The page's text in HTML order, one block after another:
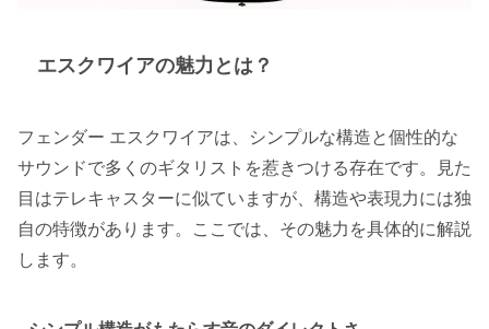
エスクワイアの魅力とは？
フェンダー エスクワイアは、シンプルな構造と個性的な
サウンドで多くのギタリストを惹きつける存在です。見た
目はテレキャスターに似ていますが、構造や表現力には独
自の特徴があります。ここでは、その魅力を具体的に解説
します。